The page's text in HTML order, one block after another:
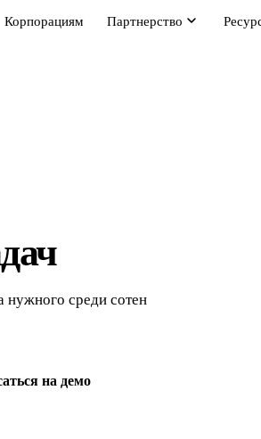
Корпорациям Партнерство
нужного среди сотен
на демо